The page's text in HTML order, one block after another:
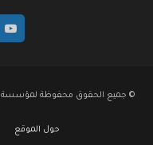
حول الموقع